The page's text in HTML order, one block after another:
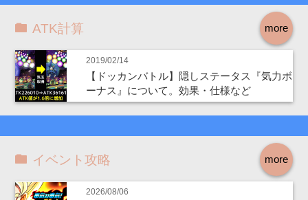
more
ATK計算
2019/02/14
【ドッカンバトル】隠しステータス『気力ボ
ーナス』について。効果・仕様など
more
イベント攻略
2026/08/06